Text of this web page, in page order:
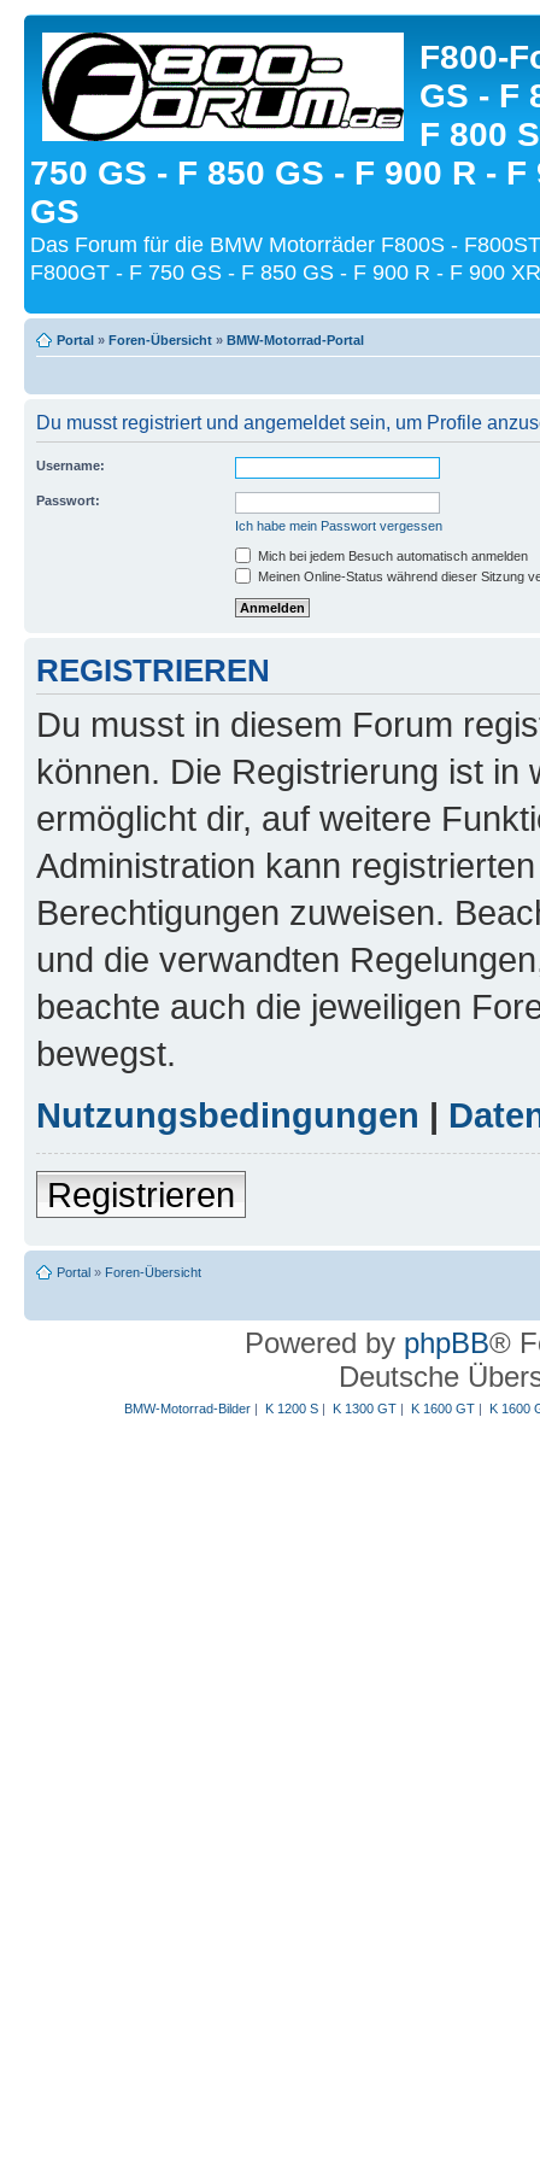
F800-
GS - F
F 800
750 GS - F 850 GS - F 900 R - F
GS
Das Forum für die BMW Motorräder F800S -
F800GT - F 750 GS - F 850 GS - F 900 R - F 900
Portal » Foren-Übersicht » BMW-Motorrad-Portal
Du musst registriert und angemeldet sein, um Profile
Username:
Passwort:
Ich habe mein Passwort vergessen
Mich bei jedem Besuch automatisch anmelden
Meinen Online-Status während dieser Sitzung
REGISTRIEREN
Du musst in diesem Forum
können. Die Registrierung ist in
ermöglicht dir, auf weitere
Administration kann
Berechtigungen zuweisen.
und die verwandten
beachte auch die jeweiligen
bewegst.
Nutzungsbedingungen |
Registrieren
Portal » Foren-Übersicht
Powered by phpBB®
Deutsche
BMW-Motorrad-Bilder| K 1200 S| K 1300 GT| K 1600 GT| K 1600